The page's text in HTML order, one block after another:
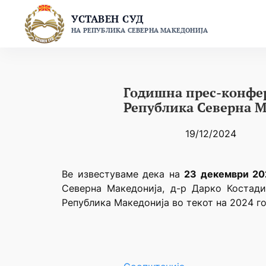
content
УСТАВЕН СУД
НА РЕПУБЛИКА СЕВЕРНА МАКЕДОНИЈА
Годишна прес-
Република Северна
19/12/2024
Ве известуваме дека на23 декември
Северна Македонија, д-р Дарко
Република Македонија во текот на 2024